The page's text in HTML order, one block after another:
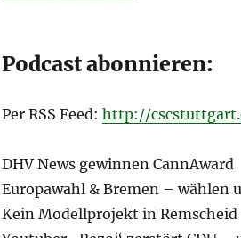
Podcast abonnieren:
Per RSS Feed: http://
DHV News gewinnen CannAward
Europawahl & Bremen – wählen
Kein Modellprojekt in Remscheid